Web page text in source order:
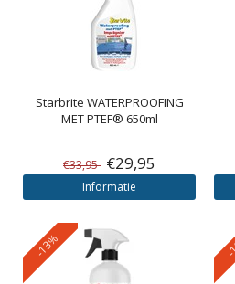
Starbrite WATERPROOFING
MET PTEF® 650ml
€33,95 €29,95
Informatie
-13% -